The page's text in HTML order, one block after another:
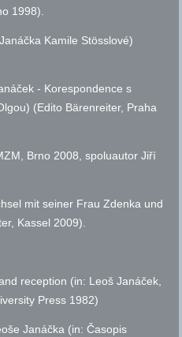
1998).
Kamile Stösslové)
- Korespondence s
(Edito Bärenreiter, Praha
Brno 2008, spoluautor Jiří
mit seiner Frau Zdenka und
Kassel 2009).
reception (in: Leoš Janáček,
Press 1982)
Janáčka (in: Časopis